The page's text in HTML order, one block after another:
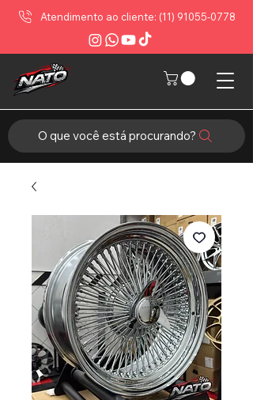
O que você está procurando?
Atendimento ao cliente: (11) 91055-0778